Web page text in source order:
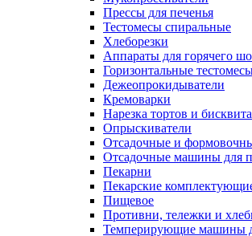
Прессы для печенья
Тестомесы спиральные
Хлеборезки
Аппараты для горячего
Горизонтальные
Дежеопрокидыватели
Кремоварки
Нарезка тортов и бисквита
Опрыскиватели
Отсадочные и
Отсадочные машины для
Пекарни
Пекарские
Пищевое
Противни, тележки и
Темперирующие машины